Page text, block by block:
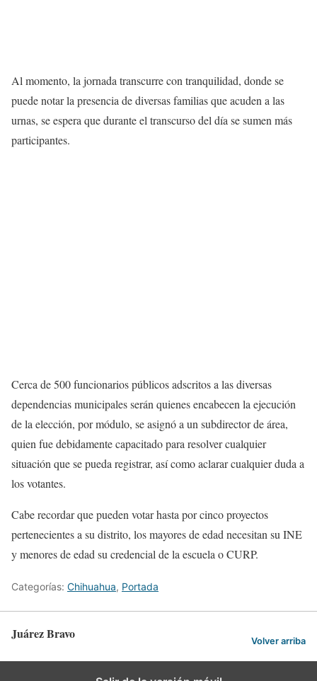
Al momento, la jornada transcurre con tranquilidad, donde se
puede notar la presencia de diversas familias que acuden a las
urnas, se espera que durante el transcurso del día se sumen más
participantes.
Cerca de 500 funcionarios públicos adscritos a las diversas
dependencias municipales serán quienes encabecen la ejecución
de la elección, por módulo, se asignó a un subdirector de área,
quien fue debidamente capacitado para resolver cualquier
situación que se pueda registrar, así como aclarar cualquier duda a
los votantes.
Cabe recordar que pueden votar hasta por cinco proyectos
pertenecientes a su distrito, los mayores de edad necesitan su INE
y menores de edad su credencial de la escuela o CURP.
Categorías: Chihuahua, Portada
Juárez Bravo Volver arriba